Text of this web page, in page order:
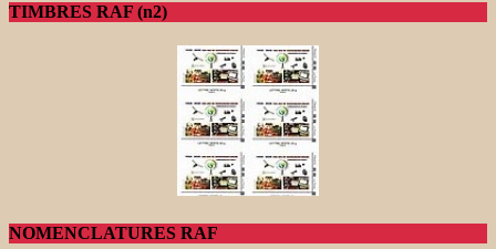
TIMBRES RAF (n2)
NOMENCLATURES RAF